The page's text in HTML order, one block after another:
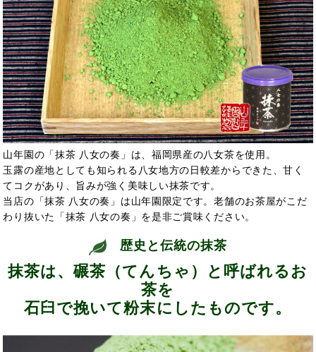
山年園の「抹茶 八女の奏」は、福岡県産の八女茶を使用。
玉露の産地としても知られる八女地方の日較差からできた、甘く
てコクがあり、旨みが強く美味しい抹茶です。
当店の「抹茶 八女の奏」は山年園限定です。老舗のお茶屋がこだ
わり抜いた「抹茶 八女の奏」を是非ご賞味ください。
歴史と伝統の抹茶
抹茶は、碾茶（てんちゃ）と呼ばれるお
茶を
石臼で挽いて粉末にしたものです。